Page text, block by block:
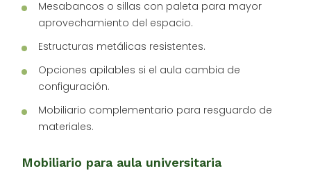
Mesabancos o sillas con paleta para mayor
aprovechamiento del espacio.
Estructuras metálicas resistentes.
Opciones apilables si el aula cambia de
configuración.
Mobiliario complementario para resguardo de
materiales.
Mobiliario para aula universitaria